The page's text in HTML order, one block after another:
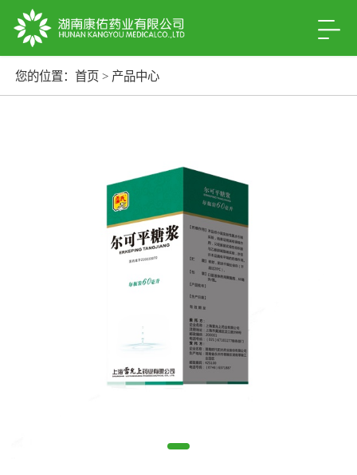
您的位置：首页 > 产品中心